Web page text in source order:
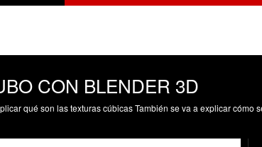
CON BLENDER 3D